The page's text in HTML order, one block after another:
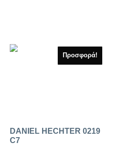
Προσφορά!
DANIEL HECHTER 0219
C7